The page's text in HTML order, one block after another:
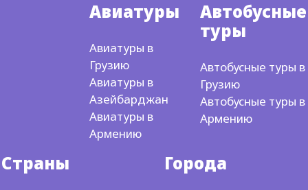
Авиатуры
Авиатуры в
Грузию
Авиатуры в
Азейбарджан
Авиатуры в
Армению
Автобусные
туры
Автобусные туры в
Грузию
Автобусные туры в
Армению
Страны Города